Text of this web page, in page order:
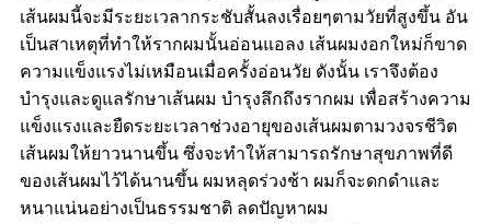
เส้นผมนี้จะมีระยะเวลากระชับสั้นลงเรื่อยๆตามวัยที่สูงขึ้น อัน
เป็นสาเหตุที่ทำให้รากผมนั้นอ่อนแอลง เส้นผมงอกใหม่ก็ขาด
ความแข็งแรงไม่เหมือนเมื่อครั้งอ่อนวัย ดังนั้น เราจึงต้อง
บำรุงและดูแลรักษาเส้นผม บำรุงลึกถึงรากผม เพื่อสร้างความ
แข็งแรงและยืดระยะเวลาช่วงอายุของเส้นผมตามวงจรชีวิต
เส้นผมให้ยาวนานขึ้น ซึ่งจะทำให้สามารถรักษาสุขภาพที่ดี
ของเส้นผมไว้ได้นานขึ้น ผมหลุดร่วงช้า ผมก็จะดกดำและ
หนาแน่นอย่างเป็นธรรมชาติ ลดปัญหาผม